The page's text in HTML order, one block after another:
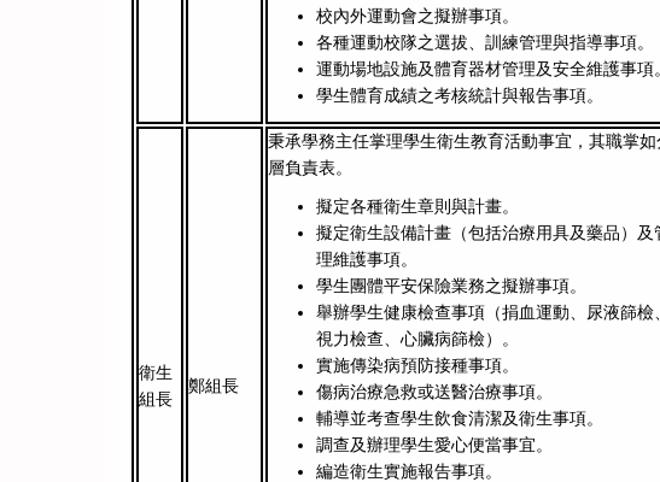
校內外運動會之擬辦事項。
各種運動校隊之選拔、訓練管理與指導事項。
運動場地設施及體育器材管理及安全維護事項
學生體育成績之考核統計與報告事項。
衛生
組長
鄭組長
秉承學務主任掌理學生衛生教育活動事宜，其職掌如
層負責表。
擬定各種衛生章則與計畫。
擬定衛生設備計畫（包括治療用具及藥品）及
理維護事項。
學生團體平安保險業務之擬辦事項。
舉辦學生健康檢查事項（捐血運動、尿液篩檢
視力檢查、心臟病篩檢）。
實施傳染病預防接種事項。
傷病治療急救或送醫治療事項。
輔導並考查學生飲食清潔及衛生事項。
調查及辦理學生愛心便當事宜。
編造衛生實施報告事項。